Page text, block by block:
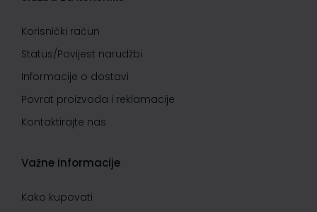
Korisnički račun
Status/Povijest narudžbi
Informacije o dostavi
Povrat proizvoda i reklamacije
Kontaktirajte nas
Važne informacije
Kako kupovati